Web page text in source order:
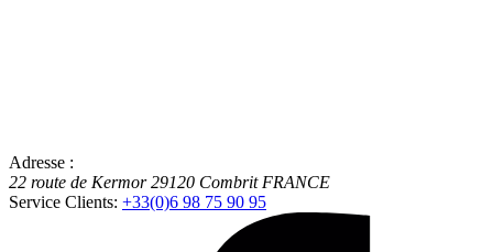
Adresse :
22 route de Kermor 29120 Combrit FRANCE
Service Clients: +33(0)6 98 75 90 95